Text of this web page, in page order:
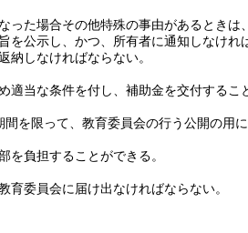
た場合その他特殊の事由があるときは
公示し、かつ、所有者に通知しなけれ
納しなければならない。
当な条件を付し、補助金を交付するこ
を限って、教育委員会の行う公開の用
を負担することができる。
委員会に届け出なければならない。